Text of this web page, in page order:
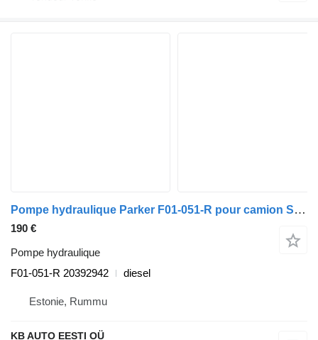
Pompe hydraulique Parker F01-051-R pour camion Scania P,G,R,T-series (2004-2017)
190 €
Pompe hydraulique
F01-051-R 20392942
diesel
Estonie, Rummu
KB AUTO EESTI OÜ